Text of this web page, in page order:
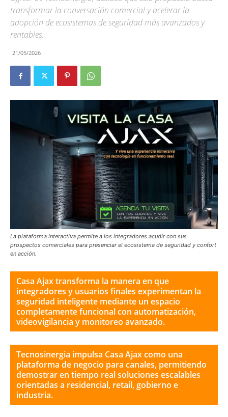
transformar la conversación comercial y acelerar la
adopción de ecosistemas de seguridad más avanzados y
rentables.
21/05/2026
La plataforma interactiva permite a los integradores acudir con sus
prospectos comerciales para presenciar el ecosistema de seguridad y confort
en acción.
Casa Ajax transforma la manera en que
integradores y usuarios finales experimentan la
seguridad inteligente mediante un espacio
completamente funcional con automatización,
videovigilancia y monitoreo avanzado.
Tecnosinergia impulsa Casa Ajax como una
plataforma de negocio para canales, permitiendo
demostrar en tiempo real soluciones escalables
orientadas a residencial, retail, gobierno e
industria.